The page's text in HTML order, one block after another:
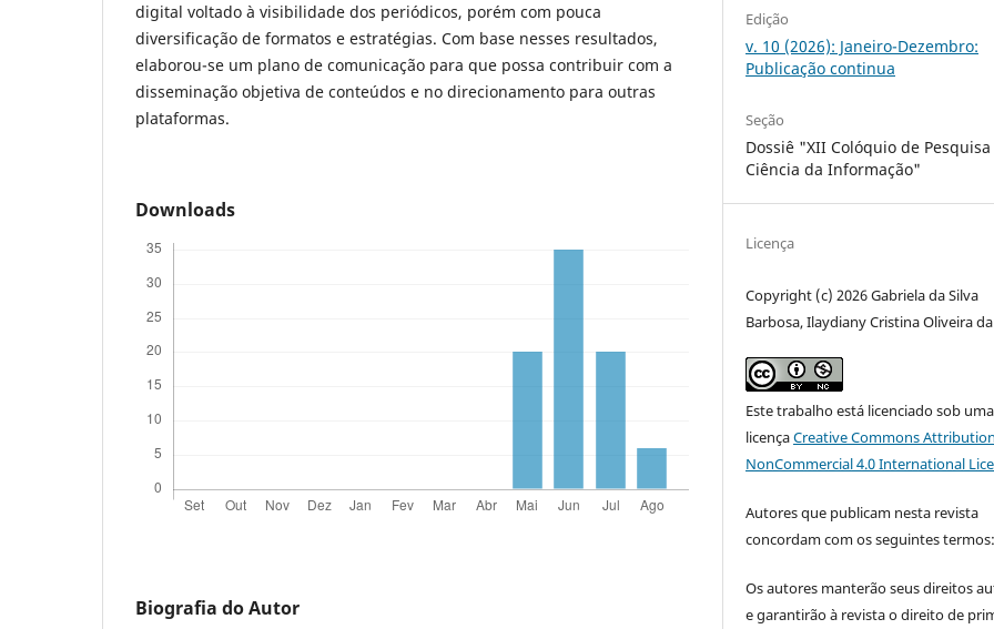
digital voltado à visibilidade dos periódicos, porém com pouca
diversificação de formatos e estratégias. Com base nesses resultados,
elaborou-se um plano de comunicação para que possa contribuir com a
disseminação objetiva de conteúdos e no direcionamento para outras
plataformas.
Downloads
Biografia do Autor
Edição
v. 10 (2026): Janeiro-Dezembro:
Publicação continua
Seção
Dossiê "XII Colóquio de Pesquisa
Ciência da Informação"
Licença
Copyright (c) 2026 Gabriela da Silva
Barbosa, Ilaydiany Cristina Oliveira
Este trabalho está licenciado sob uma
licençaCreative Commons
NonCommercial 4.0 International
Autores que publicam nesta revista
concordam com os seguintes termos:
Os autores manterão seus direitos
e garantirão à revista o direito de